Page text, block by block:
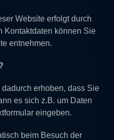
Website erfolgt durch
Kontaktdaten können Sie
entnehmen.
dadurch erhoben, dass Sie
es sich z.B. um Daten
eingeben.
beim Besuch der